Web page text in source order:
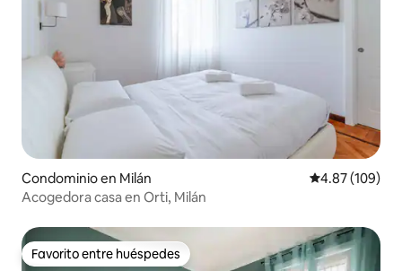
Condominio en Milán Calificación
4.87 (109)
Acogedora casa en Orti, Milán
Favorito entre huéspedes
Favorito entre huéspedes